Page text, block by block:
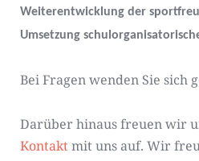
Weiterentwicklung der
Umsetzung
Bei Fragen wenden Sie sich
Darüber hinaus freuen wir
Kontaktmit uns auf. Wir